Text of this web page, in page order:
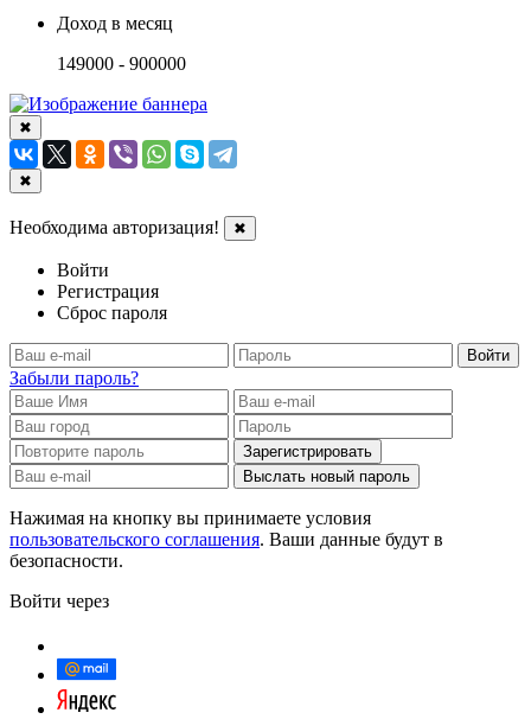
Доход в месяц
149000 - 900000
✖
✖
Необходима авторизация! ✖
Войти
Регистрация
Сброс пароля
Войти
Забыли пароль?
Зарегистрировать
Выслать новый пароль
Нажимая на кнопку вы принимаете условия
пользовательского соглашения. Ваши данные будут в
безопасности.
Войти через